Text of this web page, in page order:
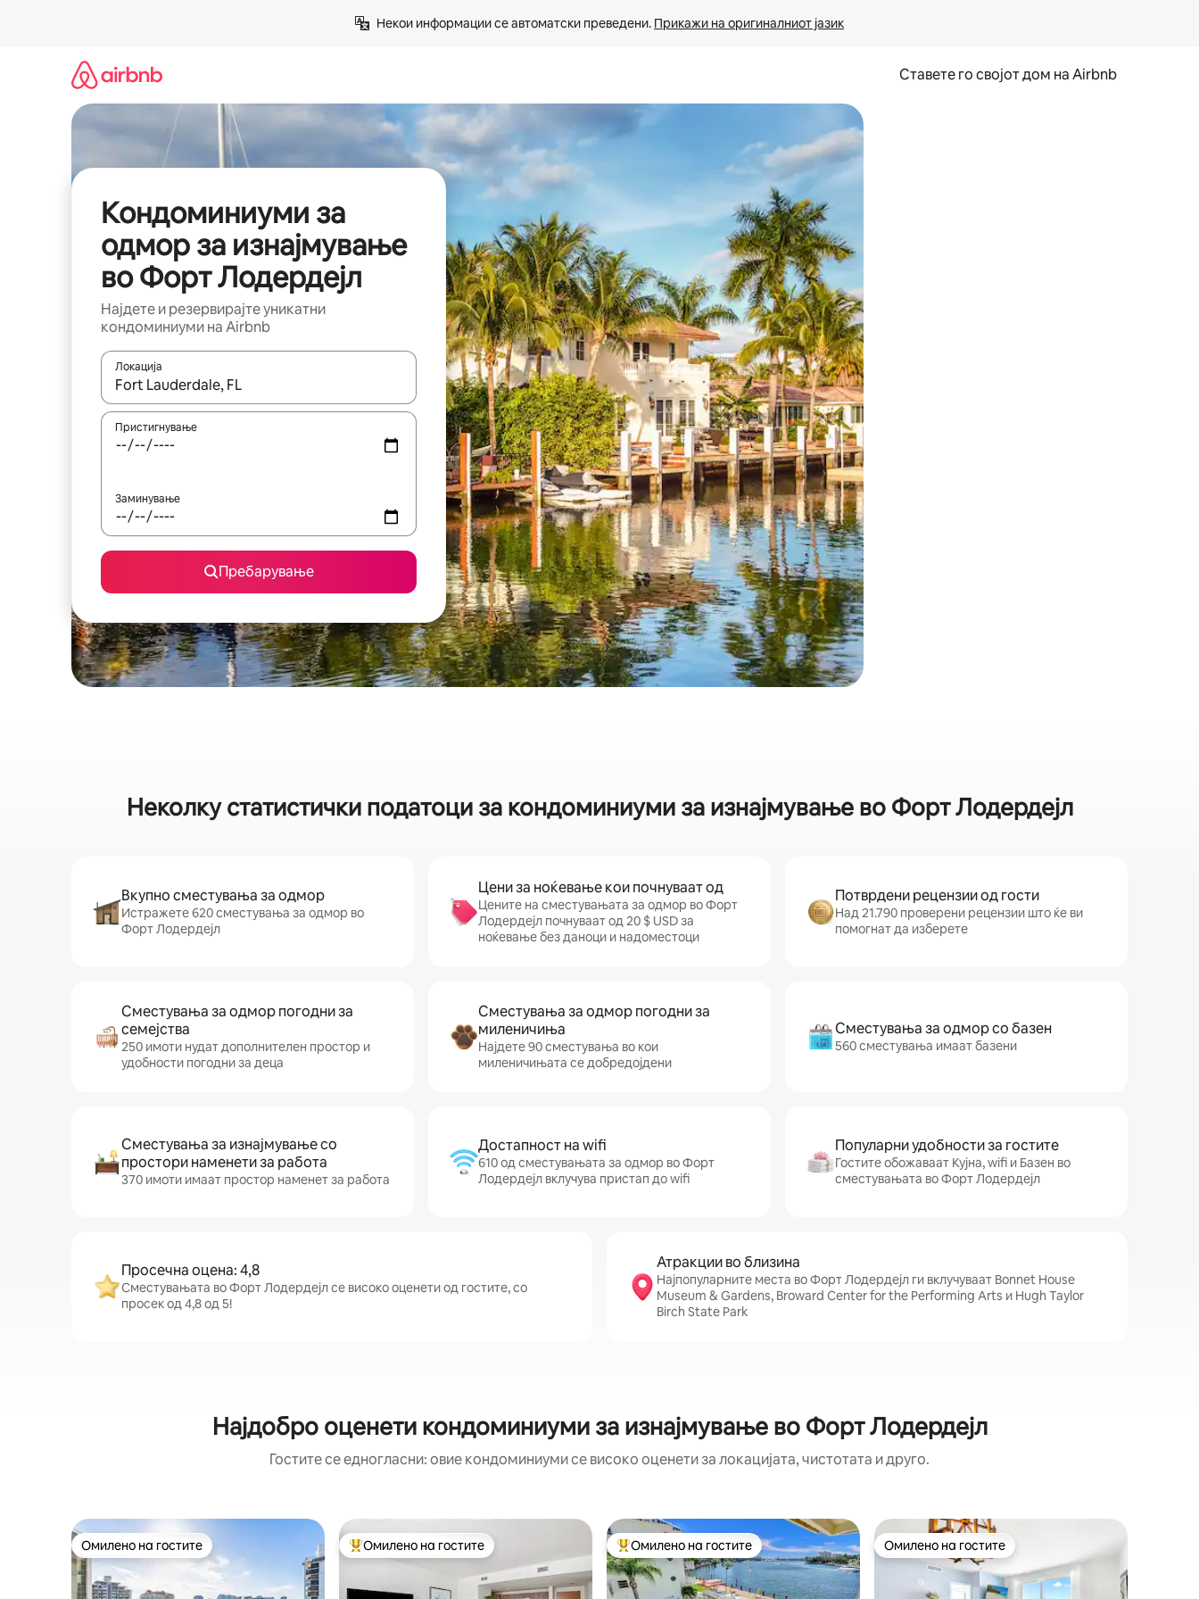
Некои информации се автоматски преведени. Прикажи на оригиналниот јазик
Ставете го својот дом на Airbnb
Кондоминиуми за
одмор за изнајмување
во Форт Лодердејл
Најдете и резервирајте уникатни
кондоминиуми на Airbnb
Локација
Кога резултатите се достапни, движете се со копчињата со стрелки нагоре и надолу или истражувајте со допирање или со лизгање.
Пристигнување
Заминување
Пребарување
Неколку статистички податоци за кондоминиуми за изнајмување во Форт Лодердејл
Вкупно сместувања за одмор
Истражете 620 сместувања за одмор во
Форт Лодердејл
Цени за ноќевање кои почнуваат од
Цените на сместувањата за одмор во Форт
Лодердејл почнуваат од 20 $ USD за
ноќевање без даноци и надоместоци
Потврдени рецензии од гости
Над 21.790 проверени рецензии што ќе ви
помогнат да изберете
Сместувања за одмор погодни за
семејства
250 имоти нудат дополнителен простор и
удобности погодни за деца
Сместувања за одмор погодни за
миленичиња
Најдете 90 сместувања во кои
миленичињата се добредојдени
Сместувања за одмор со базен
560 сместувања имаат базени
Сместувања за изнајмување со
простори наменети за работа
370 имоти имаат простор наменет за работа
Достапност на wifi
610 од сместувањата за одмор во Форт
Лодердејл вклучува пристап до wifi
Популарни удобности за гостите
Гостите обожаваат Кујна, wifi и Базен во
сместувањата во Форт Лодердејл
Просечна оцена: 4,8
Сместувањата во Форт Лодердејл се високо оценети од гостите, со
просек од 4,8 од 5!
Атракции во близина
Најпопуларните места во Форт Лодердејл ги вклучуваат Bonnet House
Museum & Gardens, Broward Center for the Performing Arts и Hugh Taylor
Birch State Park
Најдобро оценети кондоминиуми за изнајмување во Форт Лодердејл
Гостите се едногласни: овие кондоминиуми се високо оценети за локацијата, чистотата и друго.
Омилено на гостите
Омилено на гостите Меѓу најуспешните „Омилени на гостите“
Омилено на гостите Меѓу најуспешните „Омилени на гостите“
Омилено на гостите Омилено на гостите
Омилено на гостите